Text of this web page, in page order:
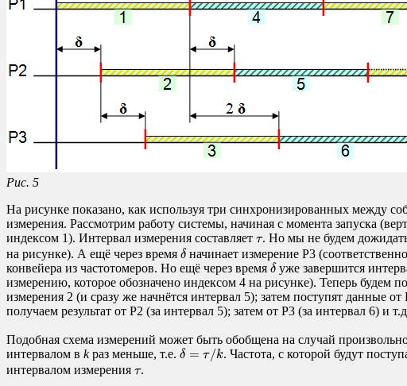
Рис. 5
На рисунке показано, как используя три синхронизированных между
измерения. Рассмотрим работу системы, начиная с момента запуска
индексом 1). Интервал измерения составляет τ
τ. Но мы не будем
на рисунке). А ещё через время δδначинает измерение P3
конвейера из частотомеров. Но ещё через время δ
δуже завершится
измерению, которое обозначено индексом 4 на рисунке). Теперь будем
измерения 2 (и сразу же начнётся интервал 5); затем поступят данные
получаем результат от P2 (за интервал 5); затем от P3 (за интервал 6)
Подобная схема измерений может быть обобщена на случай
интервалом в kраз меньше, т.е. δ = τ/k
δ= τ/k . Частота, с которой будут
интервалом измерения τ
τ.